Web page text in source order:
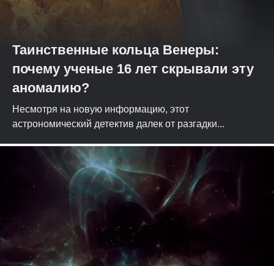
Таинственные кольца Венеры:
почему ученые 16 лет скрывали эту
аномалию?
Несмотря на новую информацию, этот
астрономический детектив далек от разгадки...